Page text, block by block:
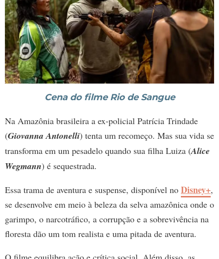
Cena do filme Rio de Sangue
Na Amazônia brasileira a ex-policial Patrícia Trindade
(Giovanna Antonelli) tenta um recomeço. Mas sua vida se
transforma em um pesadelo quando sua filha Luiza (Alice
Wegmann) é sequestrada.
Essa trama de aventura e suspense, disponível no Disney+,
se desenvolve em meio à beleza da selva amazônica onde o
garimpo, o narcotráfico, a corrupção e a sobrevivência na
floresta dão um tom realista e uma pitada de aventura.